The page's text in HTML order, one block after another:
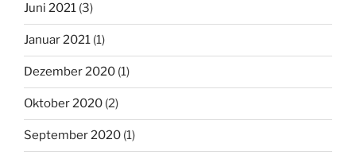
Juni 2021 (3)
Januar 2021 (1)
Dezember 2020 (1)
Oktober 2020 (2)
September 2020 (1)